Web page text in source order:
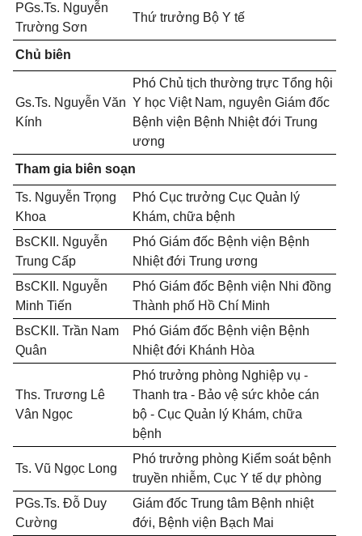
PGs.Ts. Nguyễn
Trường Sơn
Thứ trưởng Bộ Y tế
Chủ biên
Gs.Ts. Nguyễn Văn
Kính
Phó Chủ tịch thường trực Tổng hội
Y học Việt Nam, nguyên Giám đốc
Bệnh viện Bệnh Nhiệt đới Trung
ương
Tham gia biên soạn
Ts. Nguyễn Trọng
Khoa
Phó Cục trưởng Cục Quản lý
Khám, chữa bệnh
BsCKII. Nguyễn
Trung Cấp
Phó Giám đốc Bệnh viện Bệnh
Nhiệt đới Trung ương
BsCKII. Nguyễn
Minh Tiến
Phó Giám đốc Bệnh viện Nhi đồng
Thành phố Hồ Chí Minh
BsCKII. Trần Nam
Quân
Phó Giám đốc Bệnh viện Bệnh
Nhiệt đới Khánh Hòa
Ths. Trương Lê
Vân Ngọc
Phó trưởng phòng Nghiệp vụ -
Thanh tra - Bảo vệ sức khỏe cán
bộ - Cục Quản lý Khám, chữa
bệnh
Ts. Vũ Ngọc Long
Phó trưởng phòng Kiểm soát bệnh
truyền nhiễm, Cục Y tế dự phòng
PGs.Ts. Đỗ Duy
Cường
Giám đốc Trung tâm Bệnh nhiệt
đới, Bệnh viện Bạch Mai